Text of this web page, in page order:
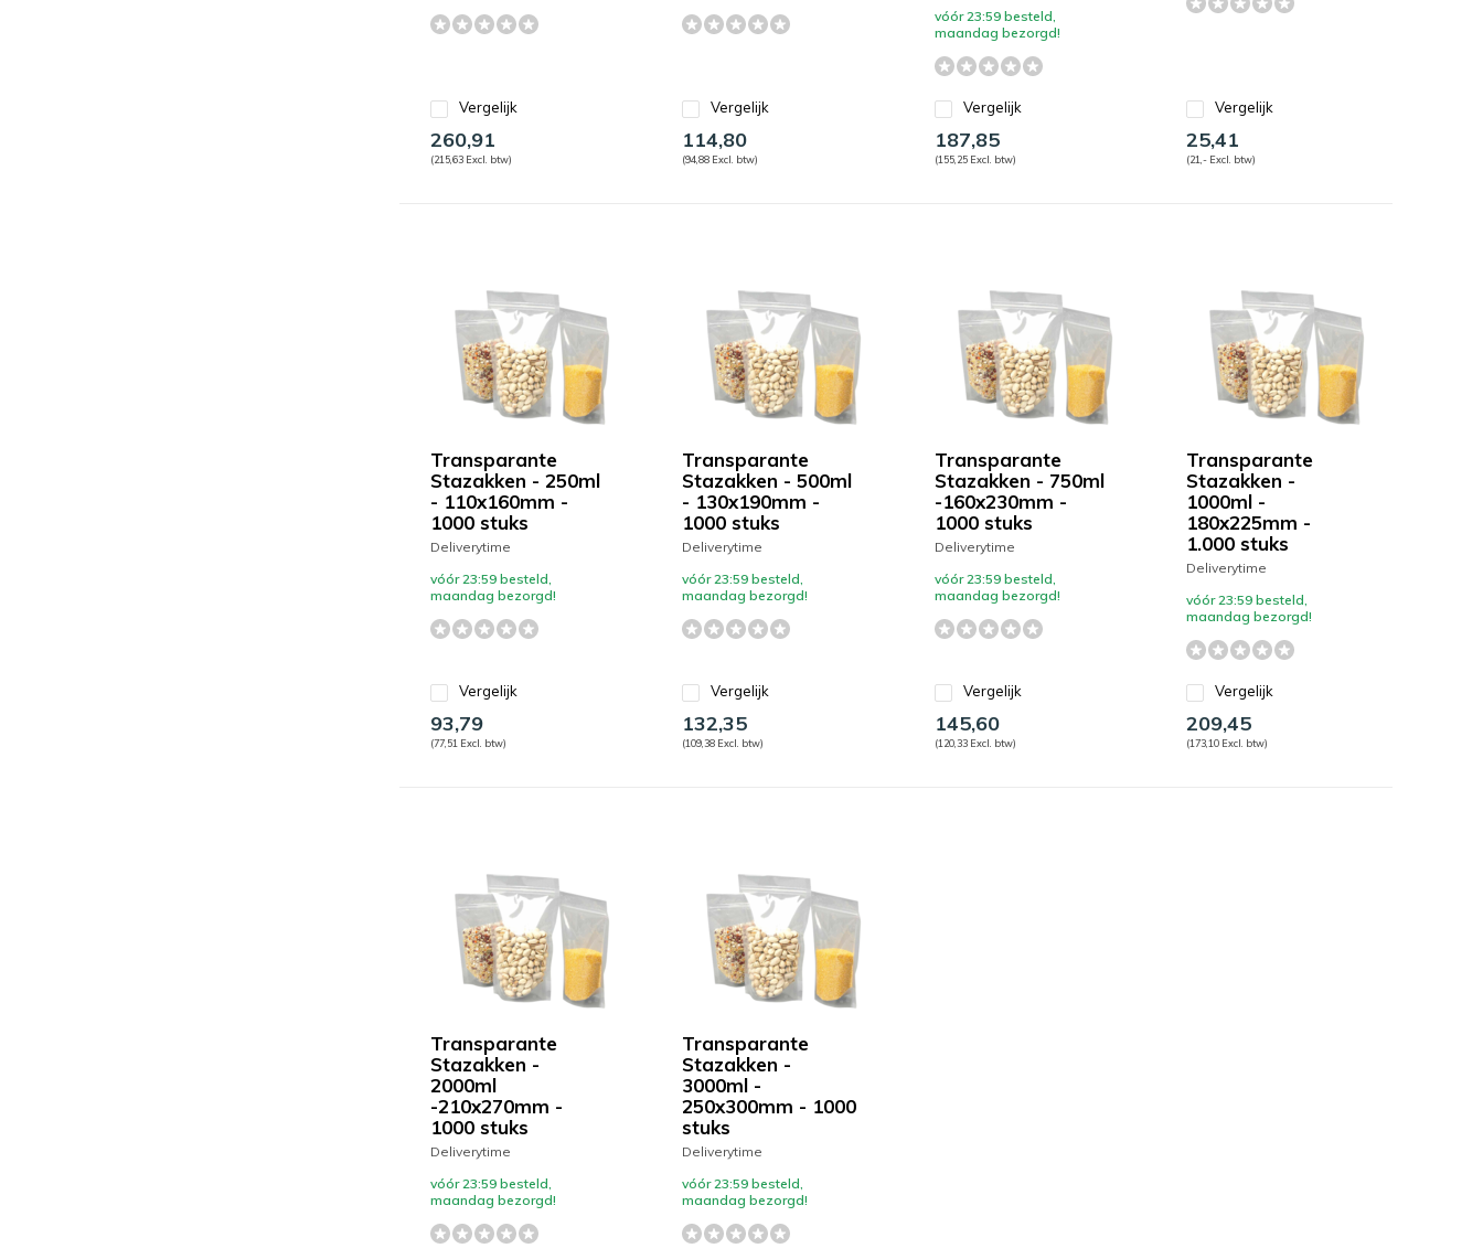
Vergelijk
260,91
(215,63 Excl. btw)
Vergelijk
114,80
(94,88 Excl. btw)
vóór 23:59 besteld,
maandag bezorgd!
Vergelijk
187,85
(155,25 Excl. btw)
Vergelijk
25,41
(21,- Excl. btw)
Transparante
Stazakken - 250ml
- 110x160mm -
1000 stuks
Deliverytime
vóór 23:59 besteld,
maandag bezorgd!
Vergelijk
93,79
(77,51 Excl. btw)
Transparante
Stazakken - 500ml
- 130x190mm -
1000 stuks
Deliverytime
vóór 23:59 besteld,
maandag bezorgd!
Vergelijk
132,35
(109,38 Excl. btw)
Transparante
Stazakken - 750ml
-160x230mm -
1000 stuks
Deliverytime
vóór 23:59 besteld,
maandag bezorgd!
Vergelijk
145,60
(120,33 Excl. btw)
Transparante
Stazakken -
1000ml -
180x225mm -
1.000 stuks
Deliverytime
vóór 23:59 besteld,
maandag bezorgd!
Vergelijk
209,45
(173,10 Excl. btw)
Transparante
Stazakken -
2000ml
-210x270mm -
1000 stuks
Deliverytime
vóór 23:59 besteld,
maandag bezorgd!
Transparante
Stazakken -
3000ml -
250x300mm - 1000
stuks
Deliverytime
vóór 23:59 besteld,
maandag bezorgd!